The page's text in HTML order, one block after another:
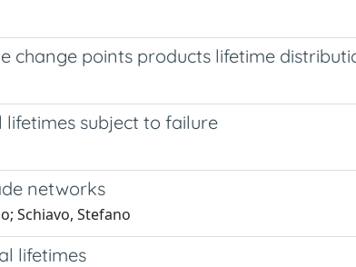
change points products lifetime
subject to failure
networks
Schiavo, Stefano
lifetimes